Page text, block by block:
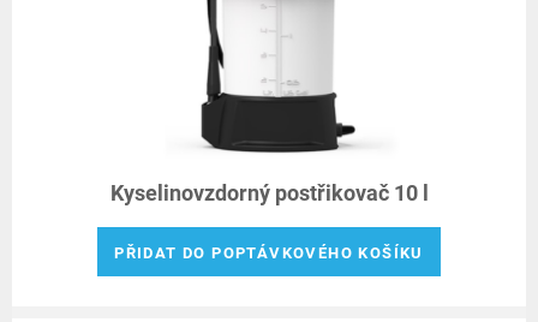
Kyselinovzdorný postřikovač 10 l
PŘIDAT DO POPTÁVKOVÉHO KOŠÍKU